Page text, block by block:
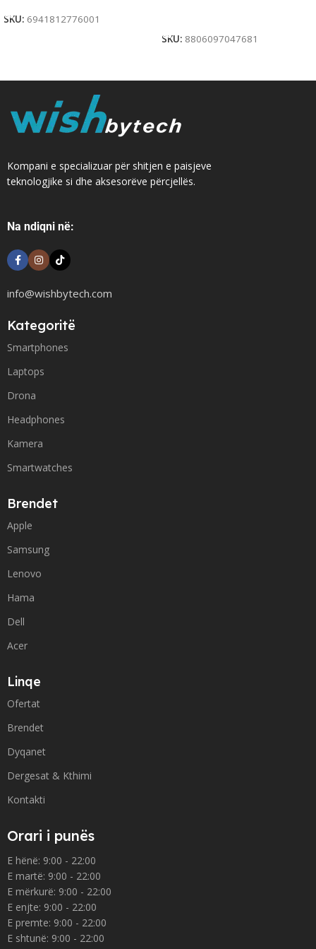
SKU: 6941812776001
SKU: 8806097047681
Kompani e specializuar për shitjen e paisjeve
teknologjike si dhe aksesorëve përcjellës.
Na ndiqni në:
info@wishbytech.com
Kategoritë
Smartphones
Laptops
Drona
Headphones
Kamera
Smartwatches
Brendet
Apple
Samsung
Lenovo
Hama
Dell
Acer
Linqe
Ofertat
Brendet
Dyqanet
Dergesat & Kthimi
Kontakti
Orari i punës
E hënë: 9:00 - 22:00
E martë: 9:00 - 22:00
E mërkurë: 9:00 - 22:00
E enjte: 9:00 - 22:00
E premte: 9:00 - 22:00
E shtunë: 9:00 - 22:00